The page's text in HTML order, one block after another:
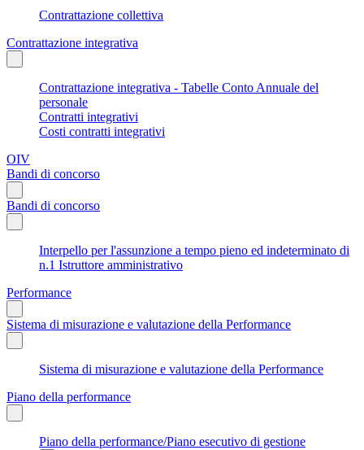
Contrattazione collettiva
Contrattazione integrativa
Contrattazione integrativa - Tabelle Conto Annuale del
personale
Contratti integrativi
Costi contratti integrativi
OIV
Bandi di concorso
Bandi di concorso
Interpello per l'assunzione a tempo pieno ed indeterminato di
n.1 Istruttore amministrativo
Performance
Sistema di misurazione e valutazione della Performance
Sistema di misurazione e valutazione della Performance
Piano della performance
Piano della performance/Piano esecutivo di gestione